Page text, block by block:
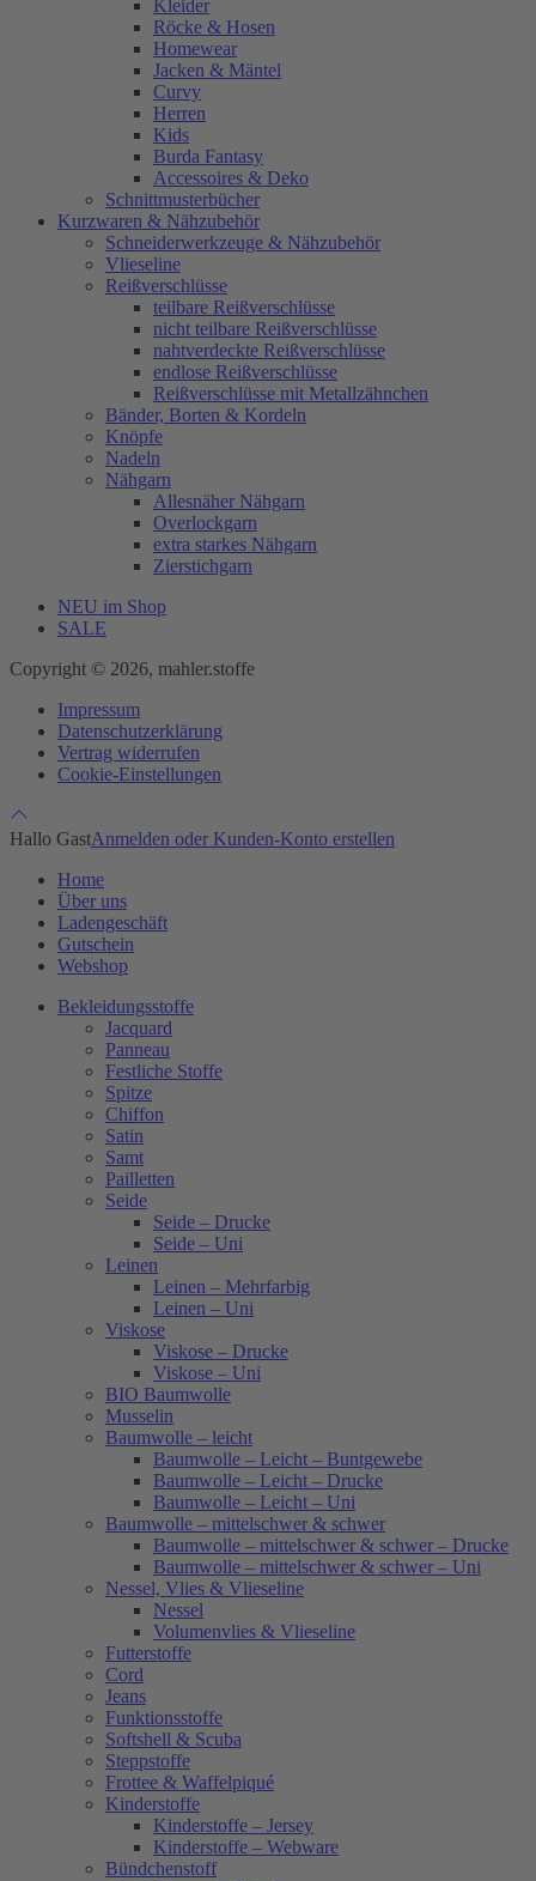
Kleider
Röcke & Hosen
Homewear
Jacken & Mäntel
Curvy
Herren
Kids
Burda Fantasy
Accessoires & Deko
Schnittmusterbücher
Kurzwaren & Nähzubehör
Schneiderwerkzeuge & Nähzubehör
Vlieseline
Reißverschlüsse
teilbare Reißverschlüsse
nicht teilbare Reißverschlüsse
nahtverdeckte Reißverschlüsse
endlose Reißverschlüsse
Reißverschlüsse mit Metallzähnchen
Bänder, Borten & Kordeln
Knöpfe
Nadeln
Nähgarn
Allesnäher Nähgarn
Overlockgarn
extra starkes Nähgarn
Zierstichgarn
NEU im Shop
SALE
Copyright © 2026, mahler.stoffe
Impressum
Datenschutzerklärung
Vertrag widerrufen
Cookie-Einstellungen
Hallo GastAnmelden oder Kunden-Konto erstellen
Home
Über uns
Ladengeschäft
Gutschein
Webshop
Bekleidungsstoffe
Jacquard
Panneau
Festliche Stoffe
Spitze
Chiffon
Satin
Samt
Pailletten
Seide
Seide – Drucke
Seide – Uni
Leinen
Leinen – Mehrfarbig
Leinen – Uni
Viskose
Viskose – Drucke
Viskose – Uni
BIO Baumwolle
Musselin
Baumwolle – leicht
Baumwolle – Leicht – Buntgewebe
Baumwolle – Leicht – Drucke
Baumwolle – Leicht – Uni
Baumwolle – mittelschwer & schwer
Baumwolle – mittelschwer & schwer – Drucke
Baumwolle – mittelschwer & schwer – Uni
Nessel, Vlies & Vlieseline
Nessel
Volumenvlies & Vlieseline
Futterstoffe
Cord
Jeans
Funktionsstoffe
Softshell & Scuba
Steppstoffe
Frottee & Waffelpiqué
Kinderstoffe
Kinderstoffe – Jersey
Kinderstoffe – Webware
Bündchenstoff